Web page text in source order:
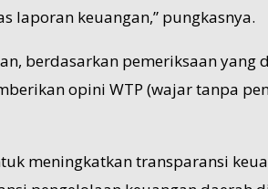
laporan keuangan,” pungkasnya.
berdasarkan pemeriksaan yang
opini WTP (wajar tanpa
meningkatkan transparansi